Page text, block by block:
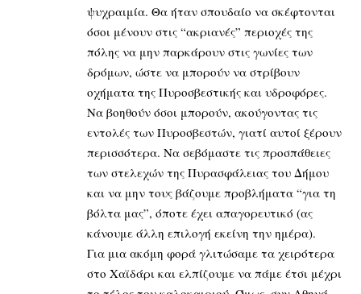
ψυχραιμία. Θα ήταν σπουδαίο να σκέφτονται
όσοι μένουν στις “ακριανές” περιοχές της
πόλης να μην παρκάρουν στις γωνίες των
δρόμων, ώστε να μπορούν να στρίβουν
οχήματα της Πυροσβεστικής και υδροφόρες.
Να βοηθούν όσοι μπορούν, ακούγοντας τις
εντολές των Πυροσβεστών, γιατί αυτοί ξέρουν
περισσότερα. Να σεβόμαστε τις προσπάθειες
των στελεχών της Πυρασφάλειας του Δήμου
και να μην τους βάζουμε προβλήματα “για τη
βόλτα μας”, όποτε έχει απαγορευτικό (ας
κάνουμε άλλη επιλογή εκείνη την ημέρα).
Για μια ακόμη φορά γλιτώσαμε τα χειρότερα
στο Χαϊδάρι και ελπίζουμε να πάμε έτσι μέχρι